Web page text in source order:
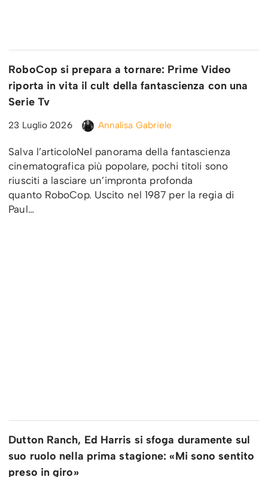
RoboCop si prepara a tornare: Prime Video
riporta in vita il cult della fantascienza con una
Serie Tv
23 Luglio 2026 Annalisa Gabriele
Salva l’articoloNel panorama della fantascienza
cinematografica più popolare, pochi titoli sono
riusciti a lasciare un’impronta profonda
quanto RoboCop. Uscito nel 1987 per la regia di
Paul…
Dutton Ranch, Ed Harris si sfoga duramente sul
suo ruolo nella prima stagione: «Mi sono sentito
preso in giro»